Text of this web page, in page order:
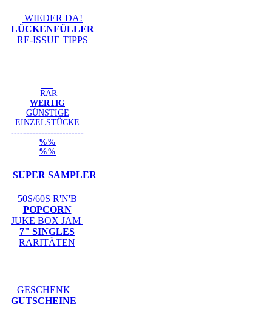
WIEDER DA!
LÜCKENFÜLLER
RE-ISSUE TIPPS
-----
RAR
WERTIG
GÜNSTIGE
EINZELSTÜCKE
------------------------
%%
%%
SUPER SAMPLER
50S/60S R'N'B
POPCORN
JUKE BOX JAM
7" SINGLES
RARITÄTEN
GESCHENK
GUTSCHEINE